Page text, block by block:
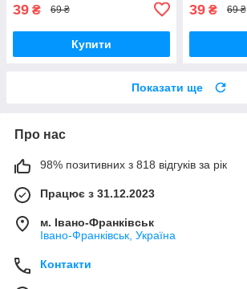
39 ₴ 69 ₴
Купити
39 ₴ 69 ₴
Показати ще
Про нас
98% позитивних з 818 відгуків за рік
Працює з 31.12.2023
м. Івано-Франківськ
Івано-Франківськ, Україна
Контакти